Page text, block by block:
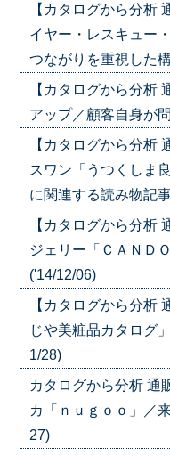
【カタログから分析
イヤー・レスキュー
つながりを重視した
【カタログから分析
アップ／顧客自身が
【カタログから分析
スワン「うつくしま
に関連する読み物記
【カタログから分析
ジェリー「ＣＡＮＤ
('14/12/06)
【カタログから分析
じや美粧品カタログ
1/28)
カタログから分析 通
カ「ｎｕｇｏｏ」／
27)